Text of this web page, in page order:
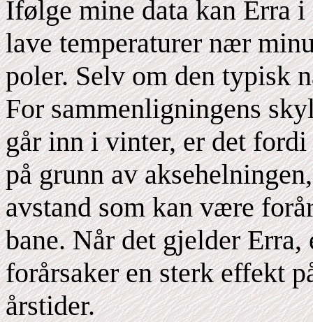
Ifølge mine data kan Erra
lave temperaturer nær
poler. Selv om den typisk
For sammenligningens
går inn i vinter, er det fordi
på grunn av
avstand som kan være
bane. Når det gjelder
forårsaker en sterk effekt
årstider.